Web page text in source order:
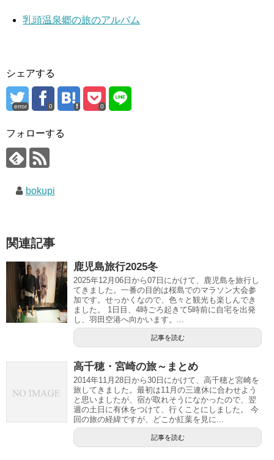
乳頭温泉郷の旅のアルバム
シェアする
error 0 0
フォローする
bokupi
関連記事
鹿児島旅行2025冬
2025年12月06日から07日にかけて、鹿児島を旅行し
てきました。一番の目的は桜島でのマラソン大会参
加です。せっかくなので、色々と観光も楽しんでき
ました。 1日目、4時ごろ起きて5時前に自宅を出発
し、羽田空港へ向かいます。...
記事を読む
高千穂・宮崎の旅～まとめ
2014年11月28日から30日にかけて、高千穂と宮崎を
旅してきました。最初は11月の三連休に合わせよう
と思いましたが、宿が取れそうになかったので、翌
週の土日に有休をつけて、行くことにしました。 今
回の旅の経緯ですが、どこか紅葉を見に...
記事を読む